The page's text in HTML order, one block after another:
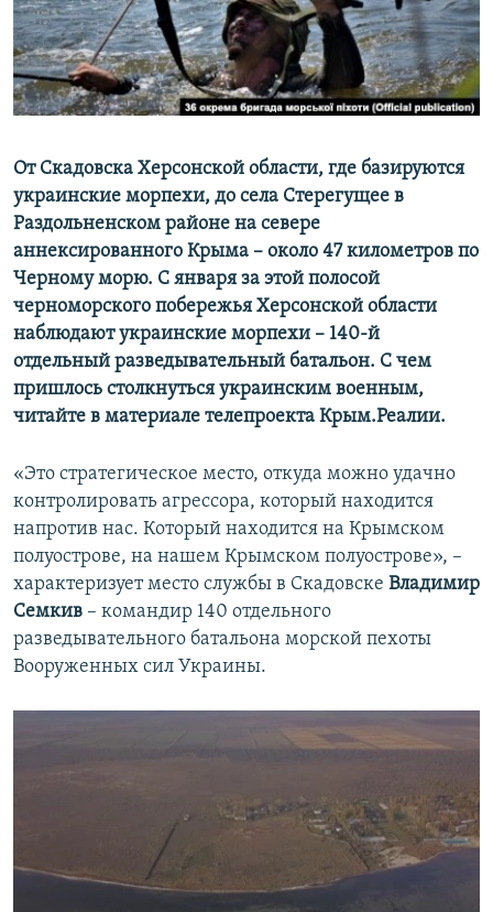
ПОБЕДИТЕЛЕЙ НЕ СУДЯТ?
КРЫМ.НЕПОКОРЕННЫЙ
ELIFBE
ПРИСОЕДИНЯЙТЕСЬ!
Все сайты RFE/RL
От Скадовска Херсонской области, где базируются
украинские морпехи, до села Стерегущее в
Раздольненском районе на севере
аннексированного Крыма – около 47 километров по
Черному морю. С января за этой полосой
черноморского побережья Херсонской области
наблюдают украинские морпехи – 140-й
отдельный разведывательный батальон. С чем
пришлось столкнуться украинским военным,
читайте в материале телепроекта Крым.Реалии.
«Это стратегическое место, откуда можно удачно
контролировать агрессора, который находится
напротив нас. Который находится на Крымском
полуострове, на нашем Крымском полуострове», –
характеризует место службы в Скадовске Владимир
Семкив – командир 140 отдельного
разведывательного батальона морской пехоты
Вооруженных сил Украины.